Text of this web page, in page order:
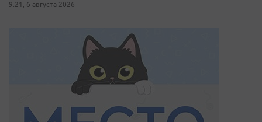
9:21, 6 августа 2026